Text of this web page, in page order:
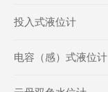
投入式液位计
电容（感）式液位计